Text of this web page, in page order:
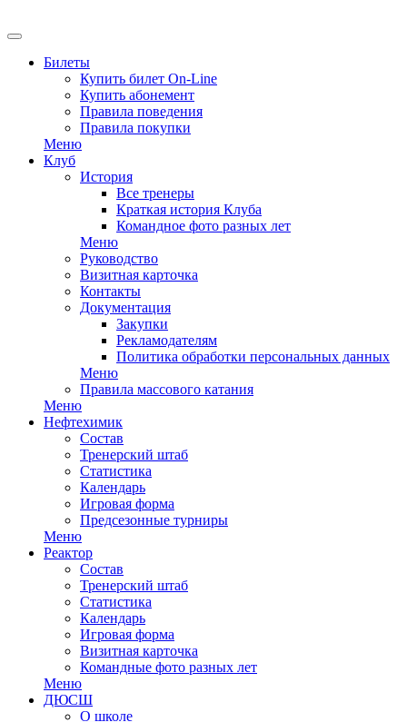
Билеты
Купить билет On-Line
Купить абонемент
Правила поведения
Правила покупки
Меню
Клуб
История
Все тренеры
Краткая история Клуба
Командное фото разных лет
Меню
Руководство
Визитная карточка
Контакты
Документация
Закупки
Рекламодателям
Политика обработки персональных данных
Меню
Правила массового катания
Меню
Нефтехимик
Состав
Тренерский штаб
Статистика
Календарь
Игровая форма
Предсезонные турниры
Меню
Реактор
Состав
Тренерский штаб
Статистика
Календарь
Игровая форма
Визитная карточка
Командные фото разных лет
Меню
ДЮСШ
О школе